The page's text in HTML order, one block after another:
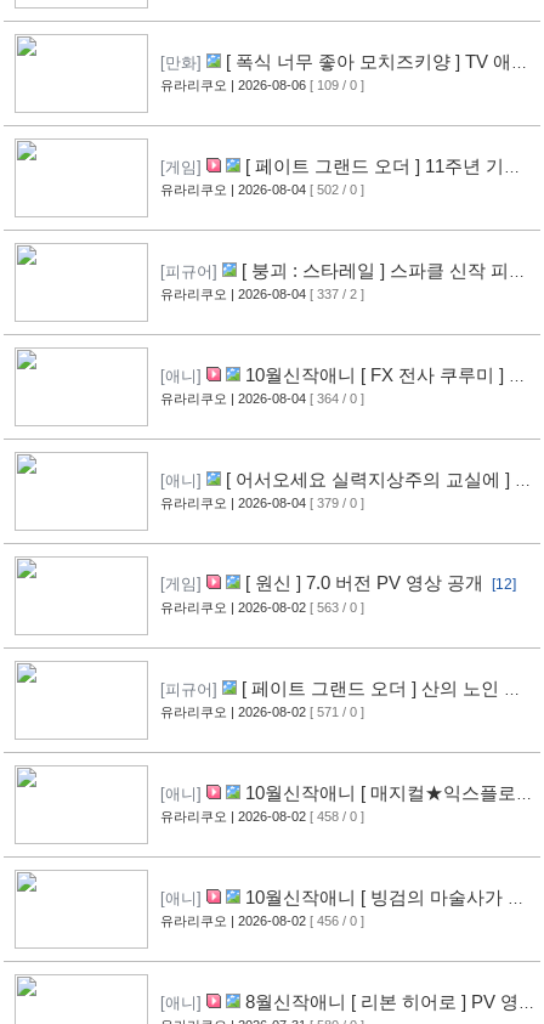
[만화]
[ 폭식 너무 좋아 모치즈키양 ] TV 애니
메이션화 결정 [3]
유라리쿠오 | 2026-08-06 [ 109 / 0 ]
[게임]
[ 페이트 그랜드 오더 ] 11주년 기념
영상 공개
[7]
유라리쿠오 | 2026-08-04 [ 502 / 0 ]
[피규어]
[ 붕괴 : 스타레일 ] 스파클 신작 피규
어 공개
[4]
유라리쿠오 | 2026-08-04 [ 337 / 2 ]
[애니]
10월신작애니 [ FX 전사 쿠루미 ] PV
영상 공개
[5]
유라리쿠오 | 2026-08-04 [ 364 / 0 ]
[애니]
[ 어서오세요 실력지상주의 교실에 ] 블
루레이 VOL.2 표지 공개 [6]
유라리쿠오 | 2026-08-04 [ 379 / 0 ]
[게임] [ 원신 ] 7.0 버전 PV 영상 공개 [12]
유라리쿠오 | 2026-08-02 [ 563 / 0 ]
[피규어]
[ 페이트 그랜드 오더 ] 산의 노인 신
작 피규어 공개 [16]
유라리쿠오 | 2026-08-02 [ 571 / 0 ]
[애니]
10월신작애니 [ 매지컬★익스플로러
] PV 영상 공개 [11]
유라리쿠오 | 2026-08-02 [ 458 / 0 ]
[애니]
10월신작애니 [ 빙검의 마술사가 세
계를 다스린다 ] 2기 PV 영상 공개
유라리쿠오 | 2026-08-02 [ 456 / 0 ]
[애니]
8월신작애니 [ 리본 히어로 ] PV 영